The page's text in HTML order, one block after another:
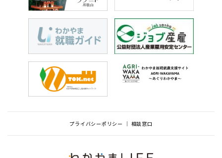
プライバシーポリシー 相談窓口